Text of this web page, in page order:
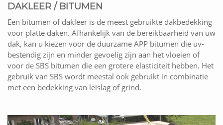
DAKLEER / BITUMEN
Een bitumen of dakleer is de meest gebruikte dakbedekking
voor platte daken. Afhankelijk van de bereikbaarheid van uw
dak, kan u kiezen voor de duurzame APP bitumen die uv-
bestendig zijn en minder gevoelig zijn aan het vloeien of
voor de SBS bitumen die een grotere elasticiteit hebben. Het
gebruik van SBS wordt meestal ook gebruikt in combinatie
met een bedekking van leislag of grind.